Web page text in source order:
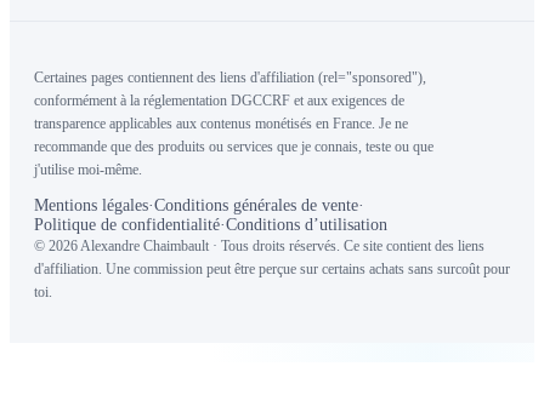
Certaines pages contiennent des liens d'affiliation (rel="sponsored"),
conformément à la réglementation DGCCRF et aux exigences de
transparence applicables aux contenus monétisés en France. Je ne
recommande que des produits ou services que je connais, teste ou que
j'utilise moi-même.
Mentions légales·Conditions générales de vente·
Politique de confidentialité·Conditions d’utilisation
© 2026 Alexandre Chaimbault · Tous droits réservés. Ce site contient des liens
d'affiliation. Une commission peut être perçue sur certains achats sans surcoût pour
toi.